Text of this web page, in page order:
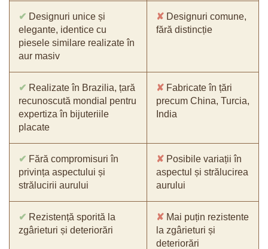
✔ Designuri unice și
elegante, identice cu
piesele similare realizate în
aur masiv
✘ Designuri comune,
fără distincție
✔ Realizate în Brazilia, țară
recunoscută mondial pentru
expertiza în bijuteriile
placate
✘ Fabricate în țări
precum China, Turcia,
India
✔ Fără compromisuri în
privința aspectului și
strălucirii aurului
✘ Posibile variații în
aspectul și strălucirea
aurului
✔ Rezistență sporită la
zgârieturi și deteriorări
✘ Mai puțin rezistente
la zgârieturi și
deteriorări